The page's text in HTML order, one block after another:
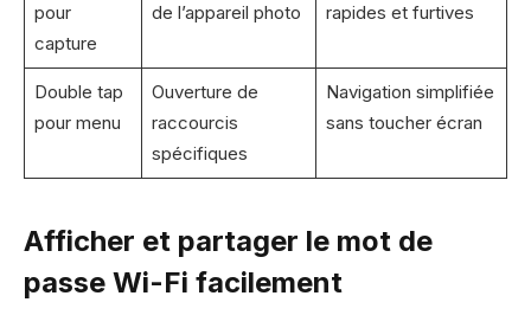
pour
capture
de l’appareil photo
rapides et furtives
Double tap
pour menu
Ouverture de
raccourcis
spécifiques
Navigation simplifiée
sans toucher écran
Afficher et partager le mot de
passe Wi-Fi facilement